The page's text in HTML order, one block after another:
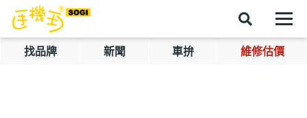
找品牌 新聞 車拚 維修估價